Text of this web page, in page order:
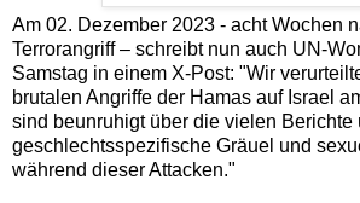
Am 02. Dezember 2023 - acht Wochen
Terrorangriff – schreibt nun auch UN-
Samstag in einem X-Post: "Wir
brutalen Angriffe der Hamas auf Israel
sind beunruhigt über die vielen Berichte
geschlechtsspezifische Gräuel und
während dieser Attacken."